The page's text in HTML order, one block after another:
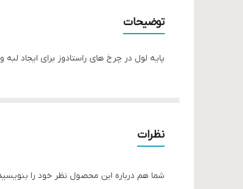
توضیحات
پایه لول در چرخ های راستادوز برای ایجاد
نظرات
شما هم درباره این محصول نظر خود را